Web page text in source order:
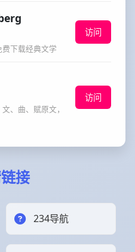
下载经典文学
访问
、曲、赋原文，
访问
接
234导航